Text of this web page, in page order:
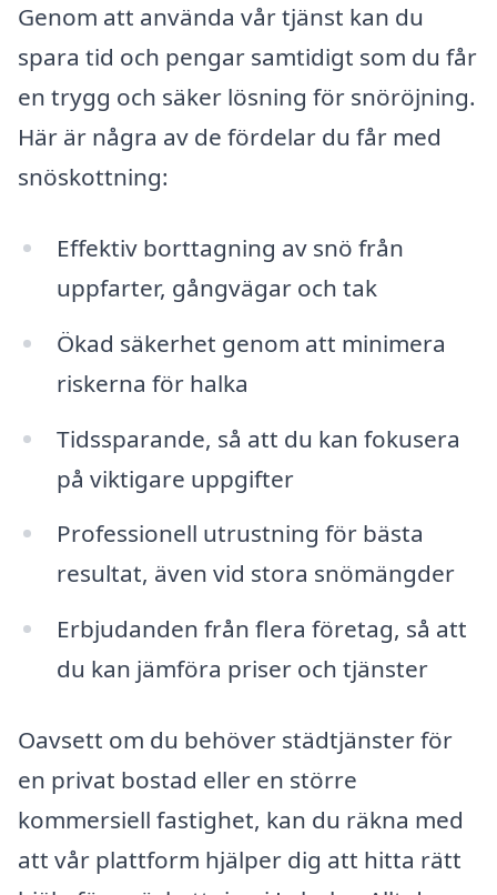
Genom att använda vår tjänst kan du
spara tid och pengar samtidigt som du får
en trygg och säker lösning för snöröjning.
Här är några av de fördelar du får med
snöskottning:
Effektiv borttagning av snö från
uppfarter, gångvägar och tak
Ökad säkerhet genom att minimera
riskerna för halka
Tidssparande, så att du kan fokusera
på viktigare uppgifter
Professionell utrustning för bästa
resultat, även vid stora snömängder
Erbjudanden från flera företag, så att
du kan jämföra priser och tjänster
Oavsett om du behöver städtjänster för
en privat bostad eller en större
kommersiell fastighet, kan du räkna med
att vår plattform hjälper dig att hitta rätt